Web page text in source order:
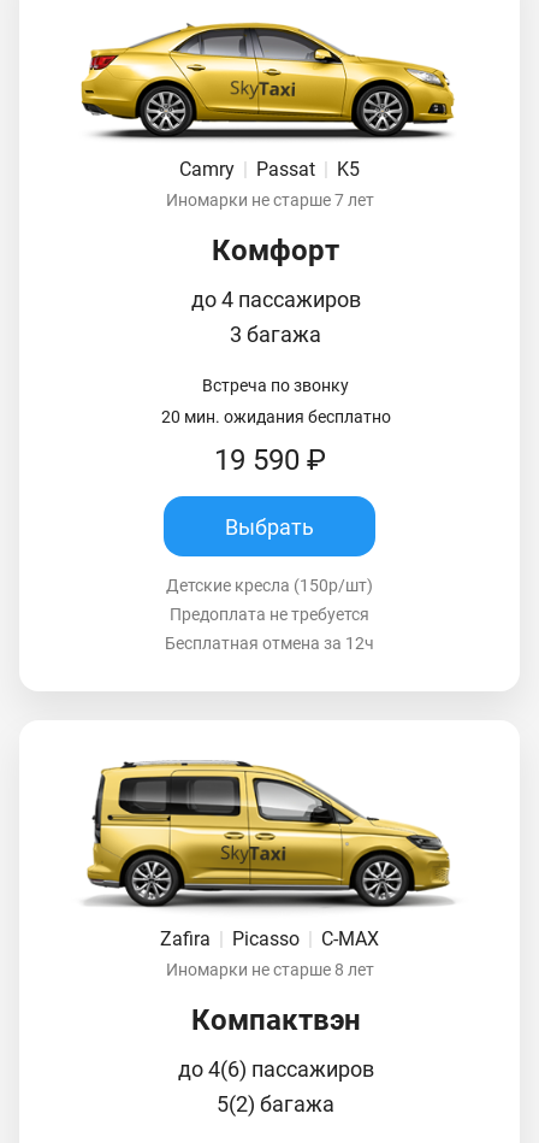
Camry Passat K5
Иномарки не старше 7 лет
Комфорт
до 4 пассажиров
3 багажа
Встреча по звонку
20 мин. ожидания бесплатно
19 590 ₽
Выбрать
Детские кресла (150р/шт)
Предоплата не требуется
Бесплатная отмена за 12ч
Zafira | Picasso | C-MAX
Иномарки не старше 8 лет
Компактвэн
до 4(6) пассажиров
5(2) багажа